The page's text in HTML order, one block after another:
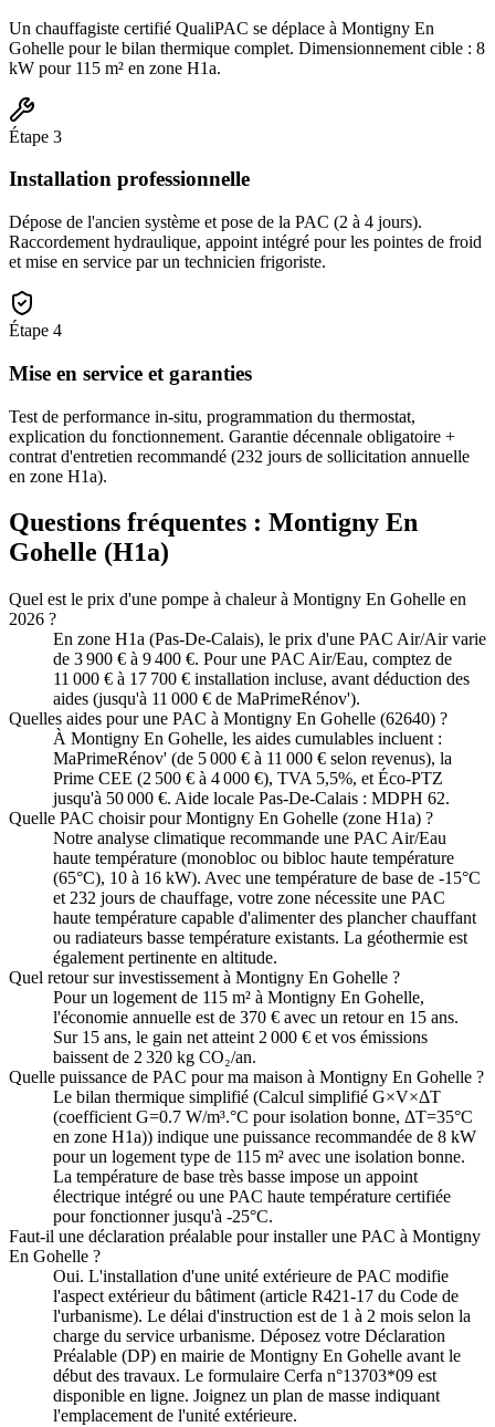
Un chauffagiste certifié QualiPAC se déplace à Montigny En
Gohelle pour le bilan thermique complet. Dimensionnement cible : 8
kW pour 115 m² en zone H1a.
Étape 3
Installation professionnelle
Dépose de l'ancien système et pose de la PAC (2 à 4 jours).
Raccordement hydraulique, appoint intégré pour les pointes de froid
et mise en service par un technicien frigoriste.
Étape 4
Mise en service et garanties
Test de performance in-situ, programmation du thermostat,
explication du fonctionnement. Garantie décennale obligatoire +
contrat d'entretien recommandé (232 jours de sollicitation annuelle
en zone H1a).
Questions fréquentes : Montigny En
Gohelle (H1a)
Quel est le prix d'une pompe à chaleur à Montigny En Gohelle en
2026 ?
En zone H1a (Pas-De-Calais), le prix d'une PAC Air/Air varie
de 3 900 € à 9 400 €. Pour une PAC Air/Eau, comptez de
11 000 € à 17 700 € installation incluse, avant déduction des
aides (jusqu'à 11 000 € de MaPrimeRénov').
Quelles aides pour une PAC à Montigny En Gohelle (62640) ?
À Montigny En Gohelle, les aides cumulables incluent :
MaPrimeRénov' (de 5 000 € à 11 000 € selon revenus), la
Prime CEE (2 500 € à 4 000 €), TVA 5,5%, et Éco-PTZ
jusqu'à 50 000 €. Aide locale Pas-De-Calais : MDPH 62.
Quelle PAC choisir pour Montigny En Gohelle (zone H1a) ?
Notre analyse climatique recommande une PAC Air/Eau
haute température (monobloc ou bibloc haute température
(65°C), 10 à 16 kW). Avec une température de base de -15°C
et 232 jours de chauffage, votre zone nécessite une PAC
haute température capable d'alimenter des plancher chauffant
ou radiateurs basse température existants. La géothermie est
également pertinente en altitude.
Quel retour sur investissement à Montigny En Gohelle ?
Pour un logement de 115 m² à Montigny En Gohelle,
l'économie annuelle est de 370 € avec un retour en 15 ans.
Sur 15 ans, le gain net atteint 2 000 € et vos émissions
baissent de 2 320 kg CO₂/an.
Quelle puissance de PAC pour ma maison à Montigny En Gohelle ?
Le bilan thermique simplifié (Calcul simplifié G×V×ΔT
(coefficient G=0.7 W/m³.°C pour isolation bonne, ΔT=35°C
en zone H1a)) indique une puissance recommandée de 8 kW
pour un logement type de 115 m² avec une isolation bonne.
La température de base très basse impose un appoint
électrique intégré ou une PAC haute température certifiée
pour fonctionner jusqu'à -25°C.
Faut-il une déclaration préalable pour installer une PAC à Montigny
En Gohelle ?
Oui. L'installation d'une unité extérieure de PAC modifie
l'aspect extérieur du bâtiment (article R421-17 du Code de
l'urbanisme). Le délai d'instruction est de 1 à 2 mois selon la
charge du service urbanisme. Déposez votre Déclaration
Préalable (DP) en mairie de Montigny En Gohelle avant le
début des travaux. Le formulaire Cerfa n°13703*09 est
disponible en ligne. Joignez un plan de masse indiquant
l'emplacement de l'unité extérieure.